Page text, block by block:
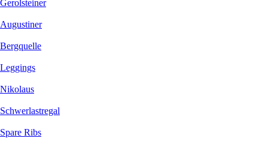
Gerolsteiner
Augustiner
Bergquelle
Leggings
Nikolaus
Schwerlastregal
Spare Ribs